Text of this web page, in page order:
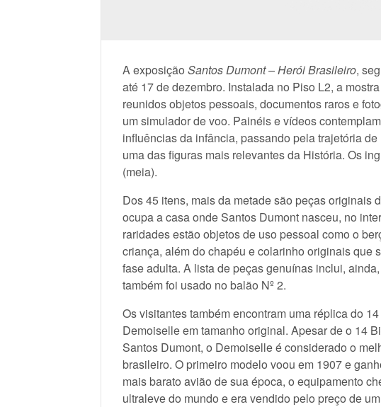
A exposição Santos Dumont – Herói Brasileiro,
até 17 de dezembro. Instalada no Piso L2, a
reunidos objetos pessoais, documentos raros e
um simulador de voo. Painéis e vídeos
influências da infância, passando pela trajetória
uma das figuras mais relevantes da História. Os
(meia).
Dos 45 itens, mais da metade são peças originais
ocupa a casa onde Santos Dumont nasceu, no
raridades estão objetos de uso pessoal como o
criança, além do chapéu e colarinho originais que
fase adulta. A lista de peças genuínas inclui,
também foi usado no balão Nº 2.
Os visitantes também encontram uma réplica do
Demoiselle em tamanho original. Apesar de o 14
Santos Dumont, o Demoiselle é considerado o
brasileiro. O primeiro modelo voou em 1907 e
mais barato avião de sua época, o equipamento
ultraleve do mundo e era vendido pelo preço de